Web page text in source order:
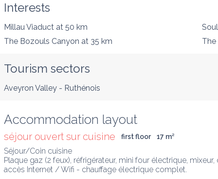
Interests
Millau Viaduct at 50 km
The Bozouls Canyon at 35 km The
Tourism sectors
Aveyron Valley - Ruthénois
Accommodation layout
séjour ouvert sur cuisine first floor 17 m²
Séjour/Coin cuisine
Plaque gaz (2 feux), réfrigérateur, mini four électrique,
accès Internet / Wifi - chauffage électrique complet.